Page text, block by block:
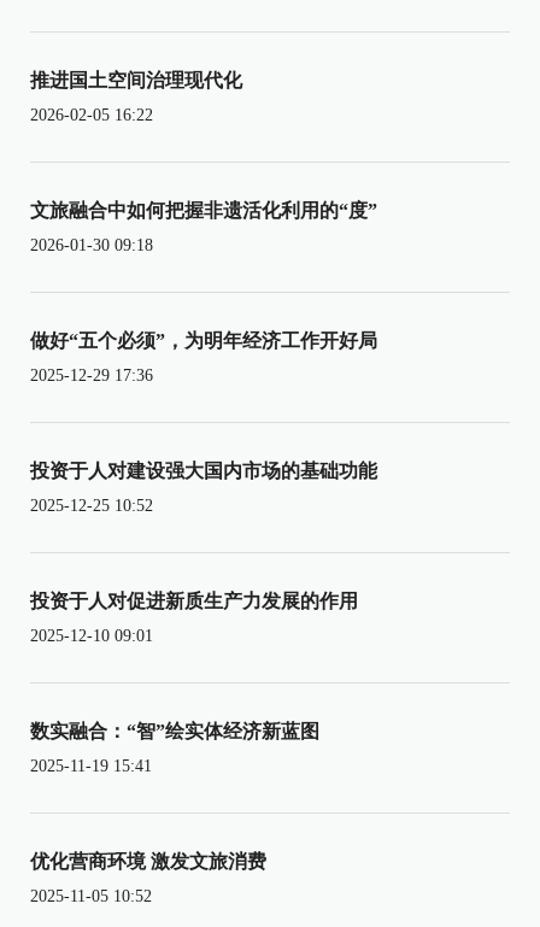
推进国土空间治理现代化
2026-02-05 16:22
文旅融合中如何把握非遗活化利用的“度”
2026-01-30 09:18
做好“五个必须”，为明年经济工作开好局
2025-12-29 17:36
投资于人对建设强大国内市场的基础功能
2025-12-25 10:52
投资于人对促进新质生产力发展的作用
2025-12-10 09:01
数实融合：“智”绘实体经济新蓝图
2025-11-19 15:41
优化营商环境 激发文旅消费
2025-11-05 10:52